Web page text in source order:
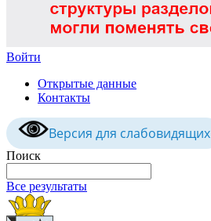
Войти
Открытые данные
Контакты
Версия для слабовидящих
Поиск
Все результаты